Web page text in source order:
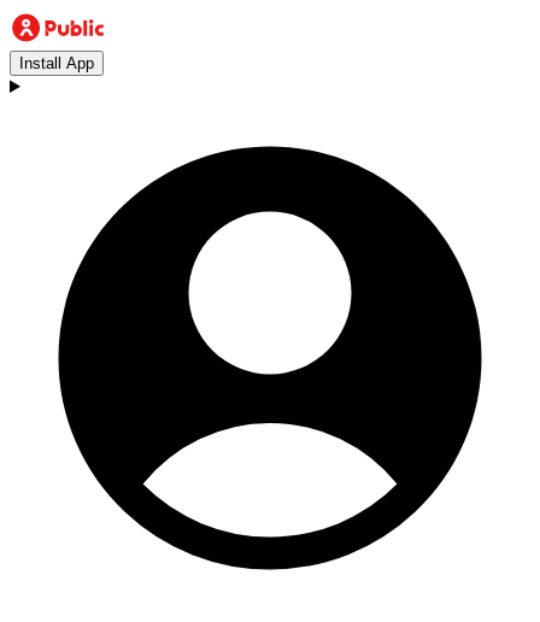
Install App